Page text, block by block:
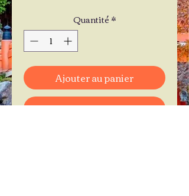
Quantité*
Ajouter au panier
Commander et payer